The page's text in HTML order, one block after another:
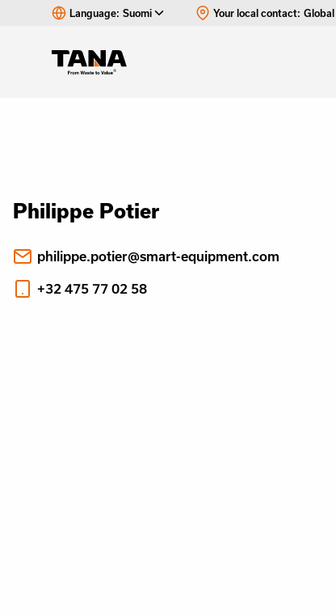
Language: Suomi Your local contact: Global
Philippe Potier
philippe.potier@smart-equipment.com
+32 475 77 02 58